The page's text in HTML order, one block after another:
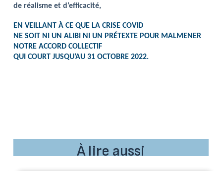
de réalisme et d’efficacité,
EN VEILLANT À CE QUE LA CRISE COVID
NE SOIT NI UN ALIBI NI UN PRÉTEXTE POUR MALMENER
NOTRE ACCORD COLLECTIF
QUI COURT JUSQU’AU 31 OCTOBRE 2022.
À lire aussi